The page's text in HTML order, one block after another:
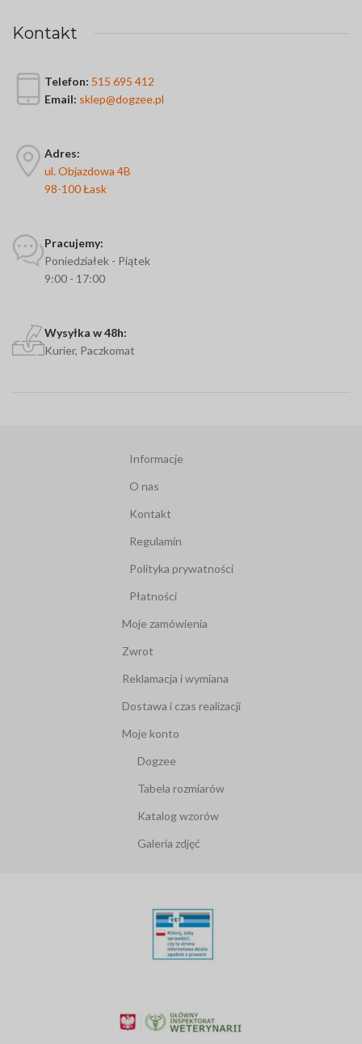
Kontakt
Telefon: 515 695 412
Email: sklep@dogzee.pl
Adres:
ul. Objazdowa 4B
98-100 Łask
Pracujemy:
Poniedziałek - Piątek
9:00 - 17:00
Wysyłka w 48h:
Kurier, Paczkomat
Informacje
O nas
Kontakt
Regulamin
Polityka prywatności
Płatności
Moje zamówienia
Zwrot
Reklamacja i wymiana
Dostawa i czas realizacji
Moje konto
Dogzee
Tabela rozmiarów
Katalog wzorów
Galeria zdjęć